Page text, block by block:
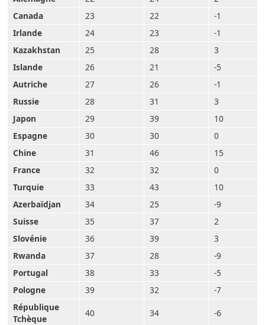
Canada
23 22
-1
Irlande
24 23
-1
Kazakhstan
25 28
3
Islande
26 21
-5
Autriche
27 26
-1
Russie
28 31
3
Japon
29 39
10
Espagne
30 30
0
Chine
31 46
15
France
32 32
0
Turquie
33 43
10
Azerbaïdjan
34 25
-9
Suisse
35 37
2
Slovénie
36 39
3
Rwanda
37 28
-9
Portugal
38 33
-5
Pologne
39 32
-7
République
Tchèque
40 34 -6